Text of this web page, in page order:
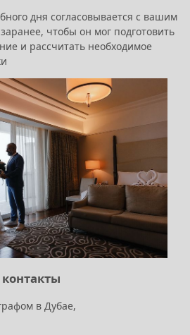
дня согласовывается с вашим
чтобы он мог подготовить
и рассчитать необходимое
в Дубае,